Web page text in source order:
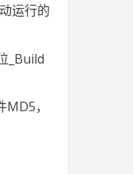
运行的
_Build
，